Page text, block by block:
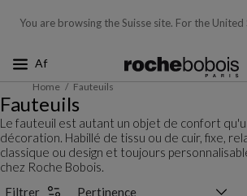
You are browsing the Suisse site. For the United
Home Fauteuils
Fauteuils
Le fauteuil est autant un objet de confort
décoration. Habillé de tissu ou de cuir, fixe,
classique ou design et toujours
chez Roche Bobois.
Filtrer